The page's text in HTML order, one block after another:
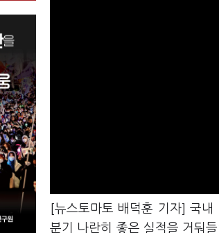
[뉴스토마토 배덕훈 기자] 국
분기 나란히 좋은 실적을 거둬